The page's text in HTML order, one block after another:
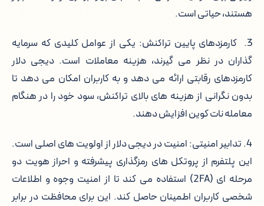
هستند، حیاتی است.
3. کارمزدهای پایین تراکنش: یکی از عوامل کلیدی که سرمایه
گذاران در نظر می گیرند، هزینه معاملات است. دیجی دلار
کارمزدهای رقابتی ارائه می دهد و به کاربران امکان می دهد تا
بدون نگرانی از هزینه های بالای تراکنش، سود خود را در هنگام
معامله نات کوین افزایش دهند.
4. تدابیر امنیتی: امنیت در دیجی دلار از اولویت های اصلی است.
این پلتفرم از پروتکل های رمزگذاری پیشرفته و احراز هویت دو
مرحله ای (2FA) استفاده می کند تا از امنیت وجوه و اطلاعات
شخصی کاربران اطمینان حاصل کند. این برای محافظت در برابر